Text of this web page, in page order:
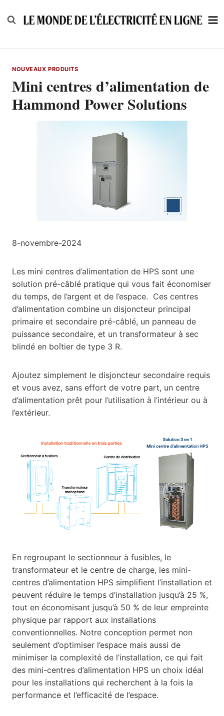
to
NOUVEAUX PRODUITS
Mini centres d’alimentation de
Hammond Power Solutions
8-novembre-2024
Les mini centres d’alimentation de HPS sont une
solution pré-câblé pratique qui vous fait économiser
du temps, de l’argent et de l’espace. Ces centres
d’alimentation combine un disjoncteur principal
primaire et secondaire pré-câblé, un panneau de
puissance secondaire, et un transformateur à sec
blindé en boîtier de type 3 R.
Ajoutez simplement le disjoncteur secondaire requis
et vous avez, sans effort de votre part, un centre
d’alimentation prêt pour l’utilisation à l’intérieur ou à
l’extérieur.
En regroupant le sectionneur à fusibles, le
transformateur et le centre de charge, les mini-
centres d’alimentation HPS simplifient l’installation et
peuvent réduire le temps d’installation jusqu’à 25 %,
tout en économisant jusqu’à 50 % de leur empreinte
physique par rapport aux installations
conventionnelles. Notre conception permet non
seulement d’optimiser l’espace mais aussi de
minimiser la complexité de l’installation, ce qui fait
des mini-centres d’alimentation HPS un choix idéal
pour les installations qui recherchent à la fois la
performance et l’efficacité de l’espace.